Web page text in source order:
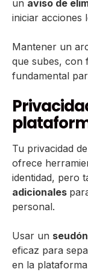
un aviso de
iniciar acciones
Mantener un
que subes, con
fundamental
Tu privacidad
ofrece
identidad, pero
adicionales
personal.
Usar un
eficaz para
en la